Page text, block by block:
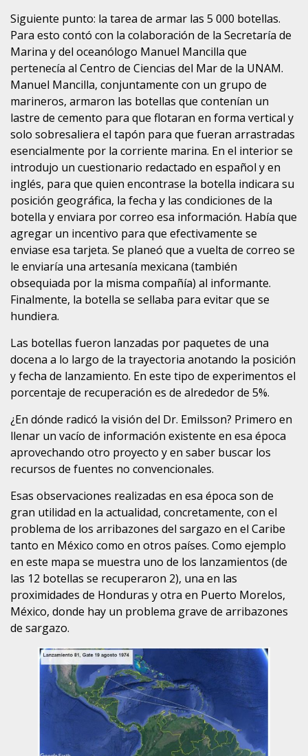
Siguiente punto: la tarea de armar las 5 000 botellas.
Para esto contó con la colaboración de la Secretaría de
Marina y del oceanólogo Manuel Mancilla que
pertenecía al Centro de Ciencias del Mar de la UNAM.
Manuel Mancilla, conjuntamente con un grupo de
marineros, armaron las botellas que contenían un
lastre de cemento para que flotaran en forma vertical y
solo sobresaliera el tapón para que fueran arrastradas
esencialmente por la corriente marina. En el interior se
introdujo un cuestionario redactado en español y en
inglés, para que quien encontrase la botella indicara su
posición geográfica, la fecha y las condiciones de la
botella y enviara por correo esa información. Había que
agregar un incentivo para que efectivamente se
enviase esa tarjeta. Se planeó que a vuelta de correo se
le enviaría una artesanía mexicana (también
obsequiada por la misma compañía) al informante.
Finalmente, la botella se sellaba para evitar que se
hundiera.
Las botellas fueron lanzadas por paquetes de una
docena a lo largo de la trayectoria anotando la posición
y fecha de lanzamiento. En este tipo de experimentos el
porcentaje de recuperación es de alrededor de 5%.
¿En dónde radicó la visión del Dr. Emilsson? Primero en
llenar un vacío de información existente en esa época
aprovechando otro proyecto y en saber buscar los
recursos de fuentes no convencionales.
Esas observaciones realizadas en esa época son de
gran utilidad en la actualidad, concretamente, con el
problema de los arribazones del sargazo en el Caribe
tanto en México como en otros países. Como ejemplo
en este mapa se muestra uno de los lanzamientos (de
las 12 botellas se recuperaron 2), una en las
proximidades de Honduras y otra en Puerto Morelos,
México, donde hay un problema grave de arribazones
de sargazo.